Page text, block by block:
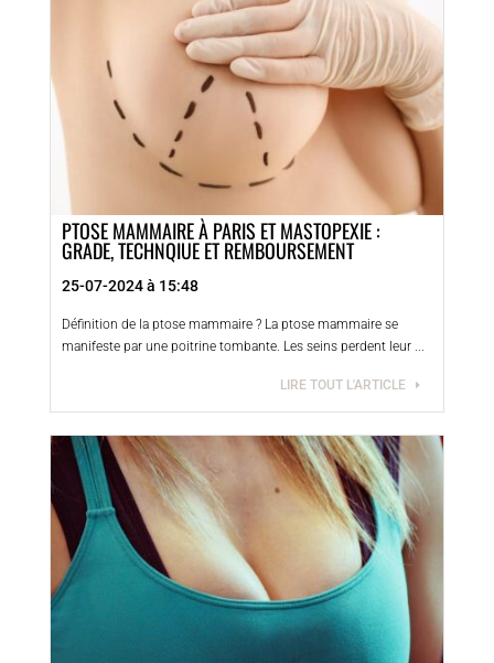
PTOSE MAMMAIRE À PARIS ET MASTOPEXIE :
GRADE, TECHNQIUE ET REMBOURSEMENT
25-07-2024 à 15:48
Définition de la ptose mammaire ? La ptose mammaire se
manifeste par une poitrine tombante. Les seins perdent leur ...
LIRE TOUT L'ARTICLE